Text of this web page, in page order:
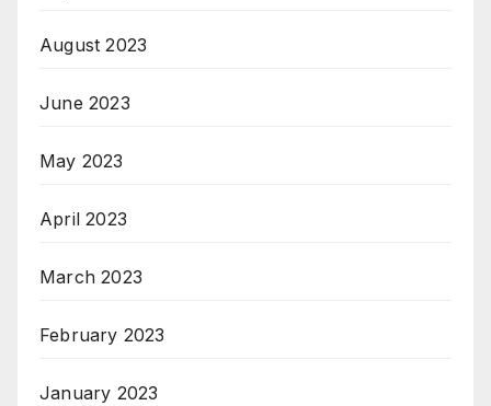
August 2023
June 2023
May 2023
April 2023
March 2023
February 2023
January 2023